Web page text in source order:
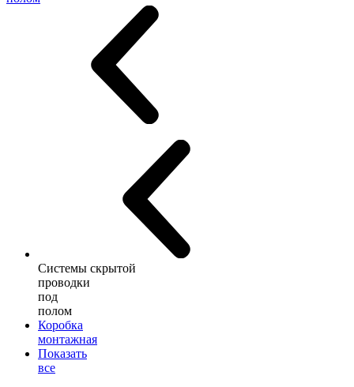
Системы скрытой
проводки
под
полом
Коробка
монтажная
Показать
все